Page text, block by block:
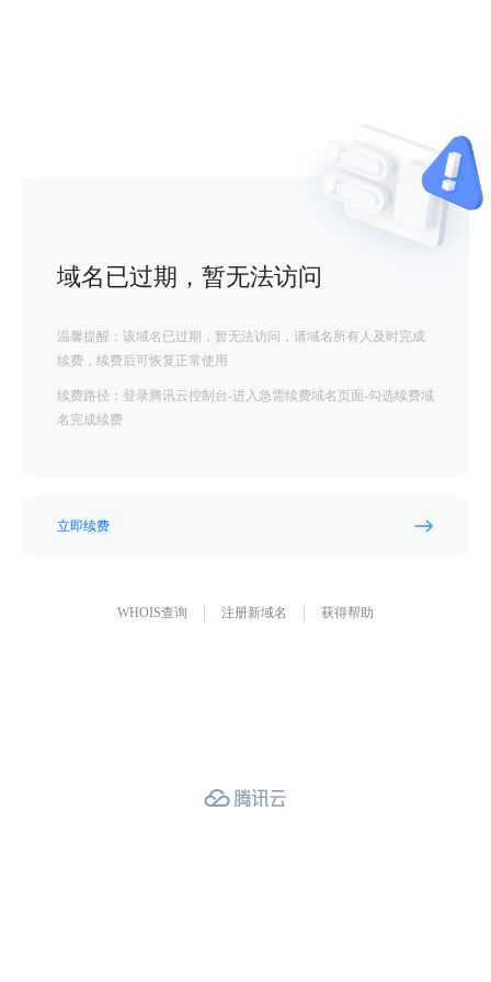
域名已过期，暂无法访问
温馨提醒：该域名已过期，暂无法访问，请域名所有人及时完成
续费，续费后可恢复正常使用
续费路径：登录腾讯云控制台-进入急需续费域名页面-勾选续费域
名完成续费
立即续费
WHOIS查询 注册新域名 获得帮助